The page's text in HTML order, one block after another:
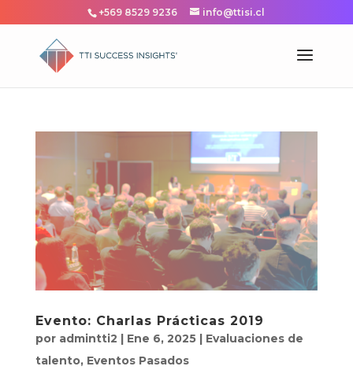
+569 8529 9236 info@ttisi.cl
Evento: Charlas Prácticas 2019
por admintti2 | Ene 6, 2025| Evaluaciones de
talento, Eventos Pasados